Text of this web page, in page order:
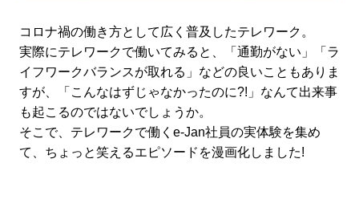
コロナ禍の働き方として広く普及したテレワーク。
実際にテレワークで働いてみると、「通勤がない」「ラ
イフワークバランスが取れる」などの良いこともありま
すが、「こんなはずじゃなかったのに?!」なんて出来事
も起こるのではないでしょうか。
そこで、テレワークで働くe-Jan社員の実体験を集め
て、ちょっと笑えるエピソードを漫画化しました!